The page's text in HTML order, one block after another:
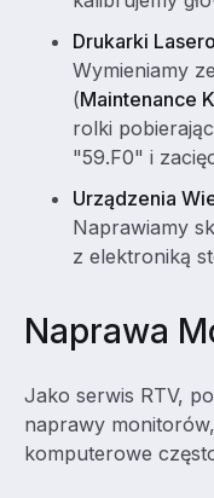
Drukarki
Wymieniamy
(Maintenance
rolki
"59.F0" i
Urządzenia
Naprawiamy
z elektroniką
Naprawa
Jako serwis RTV,
naprawy
komputerowe